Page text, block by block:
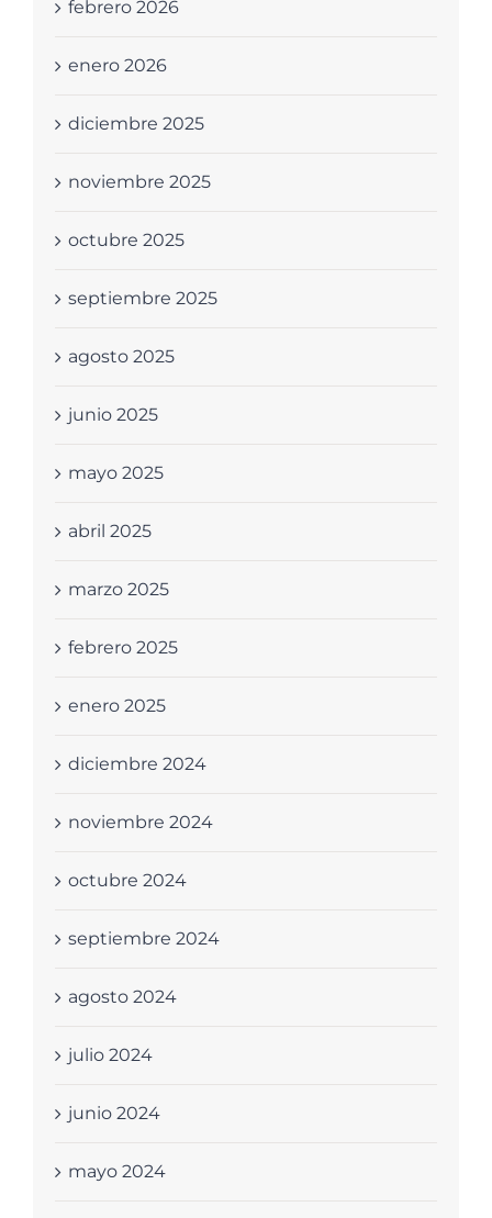
febrero 2026
enero 2026
diciembre 2025
noviembre 2025
octubre 2025
septiembre 2025
agosto 2025
junio 2025
mayo 2025
abril 2025
marzo 2025
febrero 2025
enero 2025
diciembre 2024
noviembre 2024
octubre 2024
septiembre 2024
agosto 2024
julio 2024
junio 2024
mayo 2024